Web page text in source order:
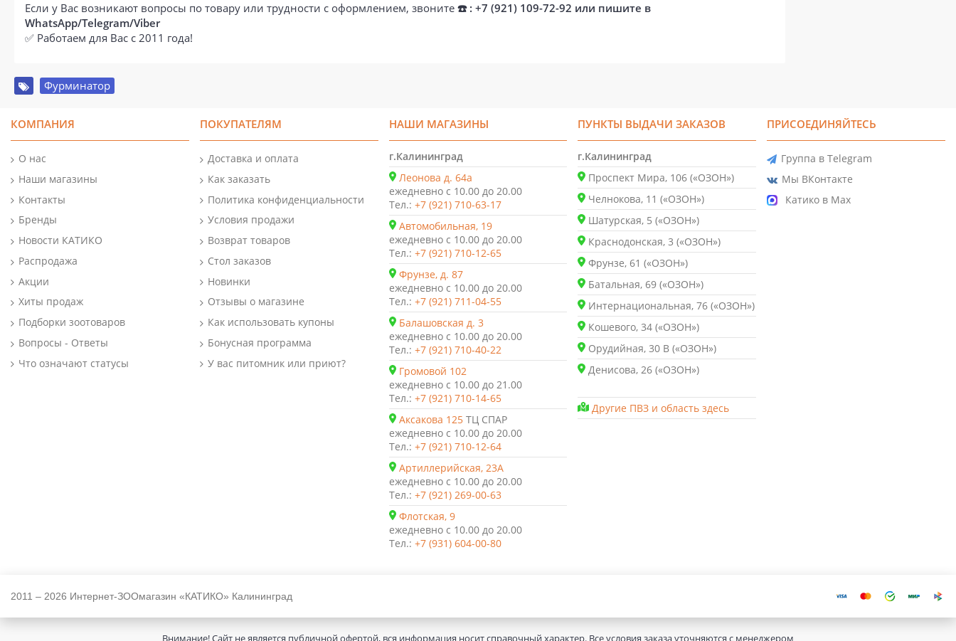
Если у Вас возникают вопросы по товару или трудности с оформлением, звоните ☎️ : +7 (921) 109-72-92 или пишите в
WhatsApp/Telegram/Viber
✅ Работаем для Вас с 2011 года!
Фурминатор
КОМПАНИЯ
О нас
Наши магазины
Контакты
Бренды
Новости КАТИКО
Распродажа
Акции
Хиты продаж
Подборки зоотоваров
Вопросы - Ответы
Что означают статусы
ПОКУПАТЕЛЯМ
Доставка и оплата
Как заказать
Политика конфиденциальности
Условия продажи
Возврат товаров
Стол заказов
Новинки
Отзывы о магазине
Как использовать купоны
Бонусная программа
У вас питомник или приют?
НАШИ МАГАЗИНЫ
г.Калининград
Леонова д. 64а
ежедневно с 10.00 до 20.00
Тел.: +7 (921) 710-63-17
Автомобильная, 19
ежедневно с 10.00 до 20.00
Тел.: +7 (921) 710-12-65
Фрунзе, д. 87
ежедневно с 10.00 до 20.00
Тел.: +7 (921) 711-04-55
Балашовская д. 3
ежедневно с 10.00 до 20.00
Тел.: +7 (921) 710-40-22
Громовой 102
ежедневно с 10.00 до 21.00
Тел.: +7 (921) 710-14-65
Аксакова 125 ТЦ СПАР
ежедневно с 10.00 до 20.00
Тел.: +7 (921) 710-12-64
Артиллерийская, 23А
ежедневно с 10.00 до 20.00
Тел.: +7 (921) 269-00-63
Флотская, 9
ежедневно с 10.00 до 20.00
Тел.: +7 (931) 604-00-80
ПУНКТЫ ВЫДАЧИ ЗАКАЗОВ
г.Калининград
Проспект Мира, 106 («ОЗОН»)
Челнокова, 11 («ОЗОН»)
Шатурская, 5 («ОЗОН»)
Краснодонская, 3 («ОЗОН»)
Фрунзе, 61 («ОЗОН»)
Батальная, 69 («ОЗОН»)
Интернациональная, 76 («ОЗОН»)
Кошевого, 34 («ОЗОН»)
Орудийная, 30 В («ОЗОН»)
Денисова, 26 («ОЗОН»)
Другие ПВЗ и область здесь
ПРИСОЕДИНЯЙТЕСЬ
Группа в Telegram
Мы ВКонтакте
Катико в Max
2011 – 2026 Интернет-ЗООмагазин «КАТИКО» Калининград
Внимание! Сайт не является публичной офертой, вся информация носит справочный характер. Все условия заказа уточняются с менеджером